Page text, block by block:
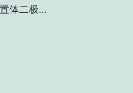
体二极…